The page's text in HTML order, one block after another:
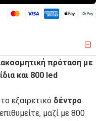
πρόταση με
και 800 led
εξαιρετικό δέντρο
μαζί με 800